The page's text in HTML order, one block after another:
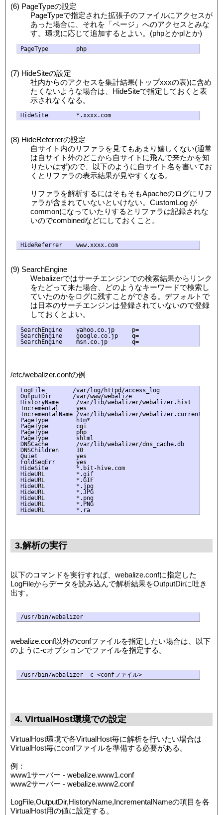
(6) PageTypeの設定
PageTypeで指定された拡張子のファイルにアクセスが
あった場合に、それを「ページ」へのアクセスとみな
す。環境に応じて追加するとよい。(phpとかplとか)
PageType        php
(7) HideSiteの設定
社内からのアクセスを集計結果(トップxxxの表)に含め
たくないような場合は、HideSiteで指定しておくと表
示されなくなる。
HideSite        *.xxxx.com
(8) HideReferrerの設定
自サイト内のリファラを見てもあまり嬉しくない(通常
は自サイト外のどこから自サイトに飛んで来たかを知
りたいはず)ので、以下のように自サイト名を書いてお
くとリファラの表示結果が見やすくなる。
リファラを解析するにはそもそもApacheのログにリフ
ァラが含まれていないといけない。CustomLog が
commonになっていたりするとリファラは記録されな
いのでcombinedなどにしておくこと。
HideReferrer    www.xxxx.com
(9) SearchEngine
Webalizerではサーチエンジンでの検索結果からリンク
をたどって来た場合、どのようなキーワードで検索し
ていたのかをログに残すことができる。デフォルトで
は日本のサーチエンジンは登録されていないので登録
しておくとよい。
SearchEngine    yahoo.co.jp     p=
SearchEngine    google.co.jp    q=
SearchEngine    msn.co.jp       q=
/etc/webalizer.confの例
LogFile        /var/log/httpd/access_log
OutputDir      /var/www/webalize
HistoryName     /var/lib/webalizer/webalizer.hist
Incremental     yes
IncrementalName /var/lib/webalizer/webalizer.current
PageType        htm*
PageType        cgi
PageType        php
PageType        shtml
DNSCache        /var/lib/webalizer/dns_cache.db
DNSChildren     10
Quiet           yes
FoldSeqErr      yes
HideSite        *.bit-hive.com
HideURL         *.gif
HideURL         *.GIF
HideURL         *.jpg
HideURL         *.JPG
HideURL         *.png
HideURL         *.PNG
HideURL         *.ra
3.解析の実行
以下のコマンドを実行すれば、webalize.confに指定した
LogFileからデータを読み込んで解析結果をOutputDirに吐き
出す。
/usr/bin/webalizer
webalize.conf以外のconfファイルを指定したい場合は、以下
のように-cオプションでファイルを指定する。
/usr/bin/webalizer -c <confファイル>
4. VirtualHost環境での設定
VirtualHost環境で各VirtualHost毎に解析を行いたい場合は
VirtualHost毎にconfファイルを準備する必要がある。
例：
www1サーバー - webalize.www1.conf
www2サーバー - webalize.www2.conf
LogFile,OutputDir,HistoryName,IncrementalNameの項目を各
VirtualHost用の値に設定する。